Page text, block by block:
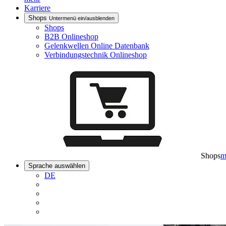
Karriere
Shops Untermenü ein/ausblenden
Shops
B2B Onlineshop
Gelenkwellen Online Datenbank
Verbindungstechnik Onlineshop
Shops
Sprache auswählen
DE